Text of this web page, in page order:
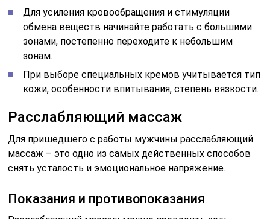
Для усиления кровообращения и стимуляции
обмена веществ начинайте работать с большими
зонами, постепенно переходите к небольшим
зонам.
При выборе специальных кремов учитывается тип
кожи, особенности впитывания, степень вязкости.
Расслабляющий массаж
Для пришедшего с работы мужчины расслабляющий
массаж – это одно из самых действенных способов
снять усталость и эмоциональное напряжение.
Показания и противопоказания